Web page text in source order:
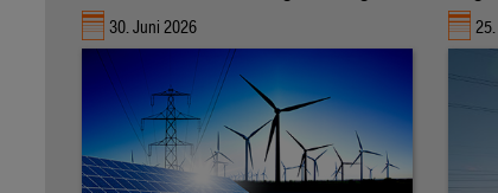
30. Juni 2026